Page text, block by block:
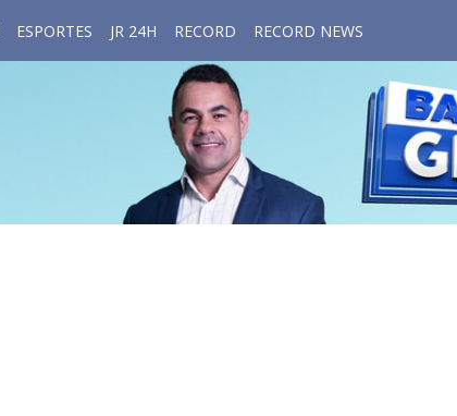
ESPORTES JR 24H RECORD RECORD NEWS